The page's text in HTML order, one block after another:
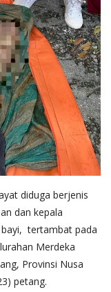
diduga berjenis
dan kepala
tertambat pada
Merdeka
Provinsi Nusa
petang.